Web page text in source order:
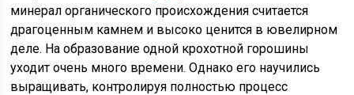
минерал органического происхождения считается
драгоценным камнем и высоко ценится в ювелирном
деле. На образование одной крохотной горошины
уходит очень много времени. Однако его научились
выращивать, контролируя полностью процесс